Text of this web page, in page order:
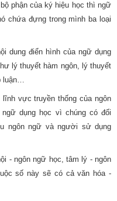
phận của ký hiệu học thì ngữ
chứa đựng trong mình ba loại
dung điển hình của ngữ dụng
lý thuyết hàm ngôn, lý thuyết
luận…
vực truyền thống của ngôn
dụng học vì chúng có đối
ngôn ngữ và người sử dụng
- ngôn ngữ học, tâm lý - ngôn
số này sẽ có cả văn hóa -